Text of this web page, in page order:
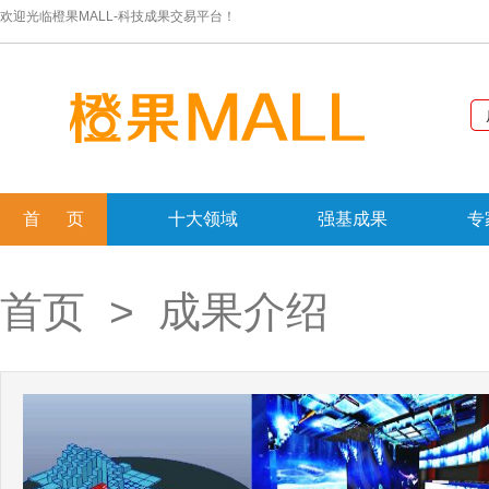
欢迎光临橙果MALL-科技成果交易平台！
首 页 十大领域 强基成果 专
首页 > 成果介绍